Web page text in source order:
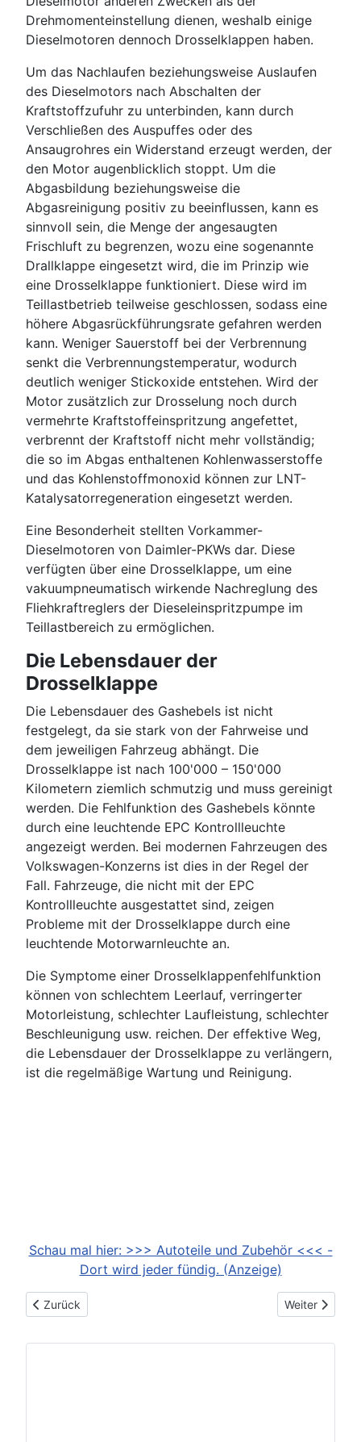
Drehmomenteinstellung dienen, weshalb einige
Dieselmotoren dennoch Drosselklappen haben.
Um das Nachlaufen beziehungsweise Auslaufen
des Dieselmotors nach Abschalten der
Kraftstoffzufuhr zu unterbinden, kann durch
Verschließen des Auspuffes oder des
Ansaugrohres ein Widerstand erzeugt werden, der
den Motor augenblicklich stoppt. Um die
Abgasbildung beziehungsweise die
Abgasreinigung positiv zu beeinflussen, kann es
sinnvoll sein, die Menge der angesaugten
Frischluft zu begrenzen, wozu eine sogenannte
Drallklappe eingesetzt wird, die im Prinzip wie
eine Drosselklappe funktioniert. Diese wird im
Teillastbetrieb teilweise geschlossen, sodass eine
höhere Abgasrückführungsrate gefahren werden
kann. Weniger Sauerstoff bei der Verbrennung
senkt die Verbrennungstemperatur, wodurch
deutlich weniger Stickoxide entstehen. Wird der
Motor zusätzlich zur Drosselung noch durch
vermehrte Kraftstoffeinspritzung angefettet,
verbrennt der Kraftstoff nicht mehr vollständig;
die so im Abgas enthaltenen Kohlenwasserstoffe
und das Kohlenstoffmonoxid können zur LNT-
Katalysatorregeneration eingesetzt werden.
Eine Besonderheit stellten Vorkammer-
Dieselmotoren von Daimler-PKWs dar. Diese
verfügten über eine Drosselklappe, um eine
vakuumpneumatisch wirkende Nachreglung des
Fliehkraftreglers der Dieseleinspritzpumpe im
Teillastbereich zu ermöglichen.
Die Lebensdauer der
Drosselklappe
Die Lebensdauer des Gashebels ist nicht
festgelegt, da sie stark von der Fahrweise und
dem jeweiligen Fahrzeug abhängt. Die
Drosselklappe ist nach 100'000 – 150'000
Kilometern ziemlich schmutzig und muss gereinigt
werden. Die Fehlfunktion des Gashebels könnte
durch eine leuchtende EPC Kontrollleuchte
angezeigt werden. Bei modernen Fahrzeugen des
Volkswagen-Konzerns ist dies in der Regel der
Fall. Fahrzeuge, die nicht mit der EPC
Kontrollleuchte ausgestattet sind, zeigen
Probleme mit der Drosselklappe durch eine
leuchtende Motorwarnleuchte an.
Die Symptome einer Drosselklappenfehlfunktion
können von schlechtem Leerlauf, verringerter
Motorleistung, schlechter Laufleistung, schlechter
Beschleunigung usw. reichen. Der effektive Weg,
die Lebensdauer der Drosselklappe zu verlängern,
ist die regelmäßige Wartung und Reinigung.
Schau mal hier: >>> Autoteile und Zubehör <<< -
Dort wird jeder fündig. (Anzeige)
Vorheriger Beitrag: Doppelkabine
Zurück Nächster
Weiter